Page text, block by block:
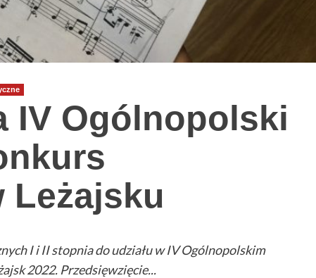
IV Ogólnopolski
Leżajsku
I i II stopnia do udziału w IV Ogólnopolskim
2022. Przedsięwzięcie...